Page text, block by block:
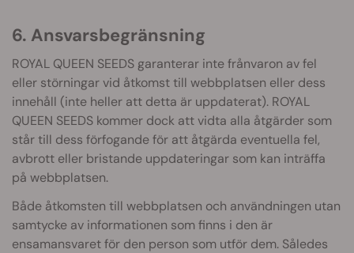
6. Ansvarsbegränsning
ROYAL QUEEN SEEDS garanterar inte frånvaron av fel
eller störningar vid åtkomst till webbplatsen eller dess
innehåll (inte heller att detta är uppdaterat). ROYAL
QUEEN SEEDS kommer dock att vidta alla åtgärder som
står till dess förfogande för att åtgärda eventuella fel,
avbrott eller bristande uppdateringar som kan inträffa
på webbplatsen.
Både åtkomsten till webbplatsen och användningen utan
samtycke av informationen som finns i den är
ensamansvaret för den person som utför dem. Således